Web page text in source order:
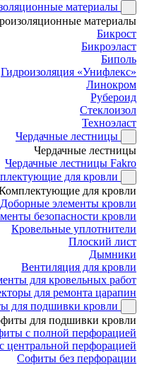
материалы
материалы
Бикрост
Бикроэласт
Биполь
Гидроизоляция «Унифлекс»
Линокром
Рубероид
Стеклоизол
Техноэласт
Чердачные лестницы
Чердачные лестницы
Чердачные лестницы Fakro
для кровли
для кровли
Доборные элементы кровли
безопасности кровли
Кровельные уплотнители
Плоский лист
Дымники
Вентиляция для кровли
для кровельных работ
для ремонта царапин
для подшивки кровли
для подшивки кровли
с полной перфорацией
центральной перфорацией
Софиты без перфорации